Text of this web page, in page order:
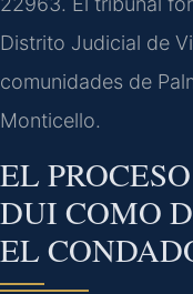
Distrito Judicial de
comunidades de
Monticello.
EL
DUI COMO
EL